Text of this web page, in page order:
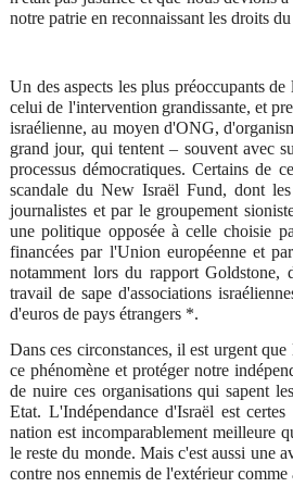
notre patrie en reconnaissant les droits
Un des aspects les plus préoccupants
celui de l'intervention grandissante, et
israélienne, au moyen d'ONG,
grand jour, qui tentent – souvent avec
processus démocratiques. Certains de
scandale du New Israël Fund, dont
journalistes et par le groupement
une politique opposée à celle choisie
financées par l'Union européenne et
notamment lors du rapport Goldstone,
travail de sape d'associations
d'euros de pays étrangers *.
Dans ces circonstances, il est urgent
ce phénomène et protéger notre
de nuire ces organisations qui sapent
Etat. L'Indépendance d'Israël est
nation est incomparablement meilleure
le reste du monde. Mais c'est aussi une
contre nos ennemis de l'extérieur